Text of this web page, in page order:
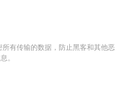
有传输的数据，防止黑客和其他恶
。